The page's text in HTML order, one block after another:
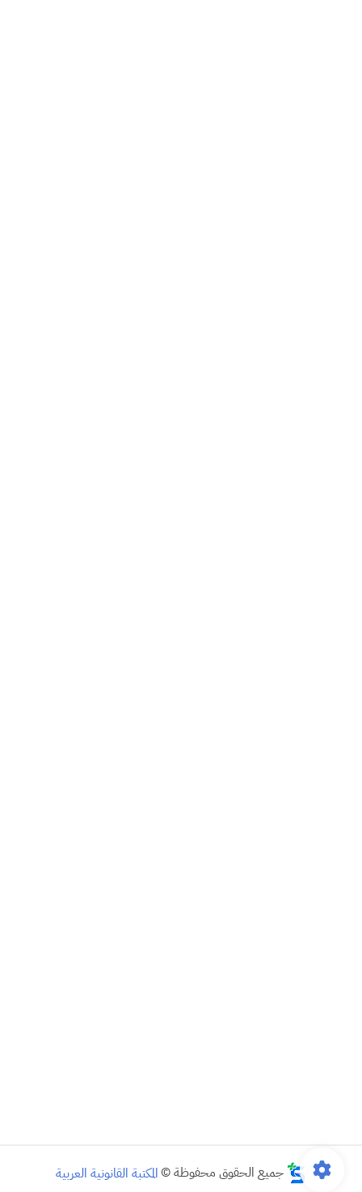
جميع الحقوق محفوظة © المكتبة القانونية العربية